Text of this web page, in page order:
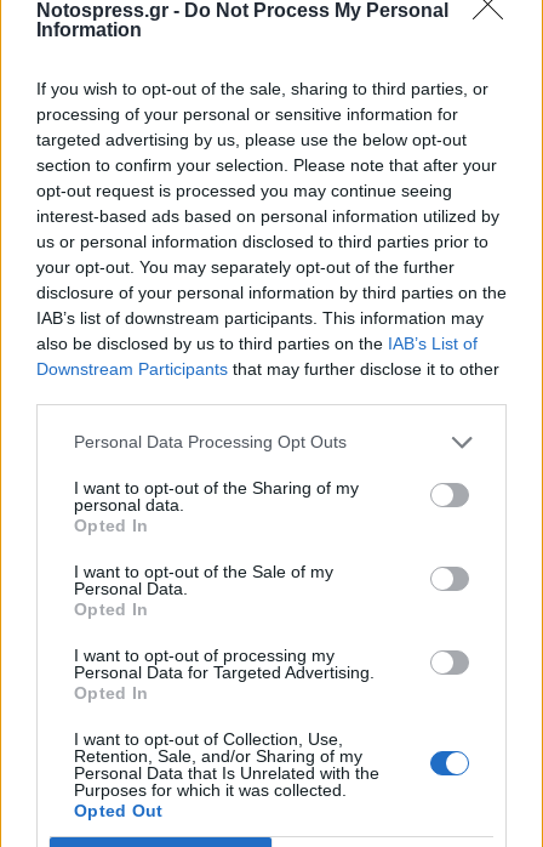
Notospress.gr - Do Not Process My Personal
Information
If you wish to opt-out of the sale, sharing to third parties, or
processing of your personal or sensitive information for
targeted advertising by us, please use the below opt-out
section to confirm your selection. Please note that after your
opt-out request is processed you may continue seeing
interest-based ads based on personal information utilized by
us or personal information disclosed to third parties prior to
your opt-out. You may separately opt-out of the further
disclosure of your personal information by third parties on the
IAB’s list of downstream participants. This information may
also be disclosed by us to third parties on the IAB’s List of
Downstream Participants that may further disclose it to other
Personal Data Processing Opt Outs
I want to opt-out of the Sharing of my
personal data.
Opted In
I want to opt-out of the Sale of my
Personal Data.
Opted In
I want to opt-out of processing my
Personal Data for Targeted Advertising.
Opted In
I want to opt-out of Collection, Use,
Retention, Sale, and/or Sharing of my
Personal Data that Is Unrelated with the
Purposes for which it was collected.
Opted Out
ευλαβικά και ξεδίπλωσαν όλο το μεράκι τους και
σίτισης των πολιτών. Σου λένε, τι το χρειάζονται
το πολύ το φαγητό 10.000.000 άνθρωποι; Τους
κάνει καλό; Όχι απάντησαν με ένα στόμα και οι
δύο. Μια λοιπόν που συμφώνησαν πως δεν
τους κάνει καλό το πολύ φαγητό, τους το
λιγοστέψανε. Και όταν το λιγοστέψανε το
ξανακοίταξαν το θέμα και με κατάπληξη
διαπίστωσαν πως δεν χρειαζότανε να τρώνε και
όλοι. Δηλαδή τι θα παθαίναμε σαν λαός αν
μένανε και κάποιοι νηστικοί, θεονήστικοι; Το
πολύ να πεθαίνανε από την πείνα. Τόσο το
δουλειές, άντε να ψάχνουνε για ένα κομμάτι
ψωμί! Λιγότερο ή ανύπαρκτο φαγητό αλλά
πάντα για το καλό τους!
Όσο για να ζεστάνουν τα ποδάρια τους οι
άμοιροι κάτοικοι, ε, εδώ δεν είναι και τόσο
δύσκολα τα πράγματα, σκέφτηκαν τα σαΐνια. Ας
φορέσουν πέντε έξη ζευγάρια κάλτσες και δυο
τρία παντελόνια το ένα πάνω στο άλλο για να
αξιοποιήσουν όλα τα αποφόρια. Ναι! Δεν
υπάρχει πρόβλημα. Χωράνε όλα τα ρούχα πια.